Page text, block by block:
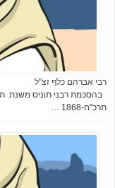
רבי אברהם כלף זצ"ל
תרכ"ח-1868 …